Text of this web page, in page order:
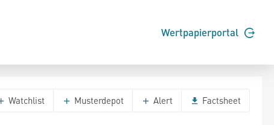
Wertpapierportal
Watchlist Musterdepot Alert Factsheet